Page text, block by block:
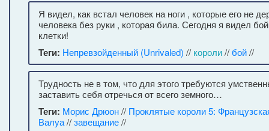
Я видел, как встал человек на ноги , которые его не
человека без руки , которая била. Сегодня я видел
клетки!
Теги: Непревзойденный (Unrivaled) // короли//бой//
Трудность не в том, что для этого требуются
заставить себя отречься от всего земного…
Теги: Морис Дрюон// Проклятые короли 5:
Валуа//завещание//